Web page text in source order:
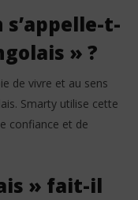
t-
» ?
de vivre et au sens
Smarty utilise cette
confiance et de
» fait-il